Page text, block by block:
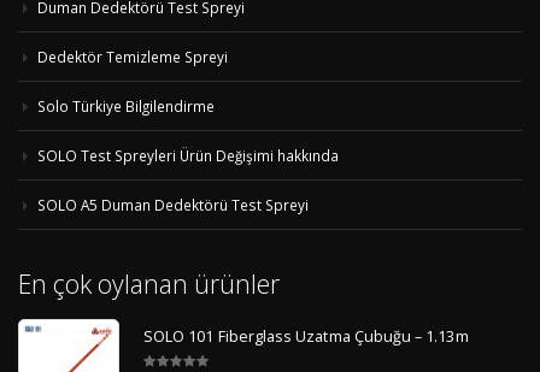
Duman Dedektörü Test Spreyi
Dedektör Temizleme Spreyi
Solo Türkiye Bilgilendirme
SOLO Test Spreyleri Ürün Değişimi hakkında
SOLO A5 Duman Dedektörü Test Spreyi
En çok oylanan ürünler
SOLO 101 Fiberglass Uzatma Çubuğu – 1.13m